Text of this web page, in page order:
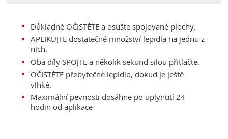
Důkladně OČISTĚTE a osušte spojované plochy.
APLIKUJTE dostatečné množství lepidla na jednu z
nich.
Oba díly SPOJTE a několik sekund silou přitlačte.
OČISTĚTE přebytečné lepidlo, dokud je ještě
vlhké.
Maximální pevnosti dosáhne po uplynutí 24
hodin od aplikace